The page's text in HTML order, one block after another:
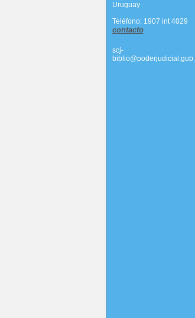
Uruguay
Teléfono: 1907 int 4029
contacto
scj-